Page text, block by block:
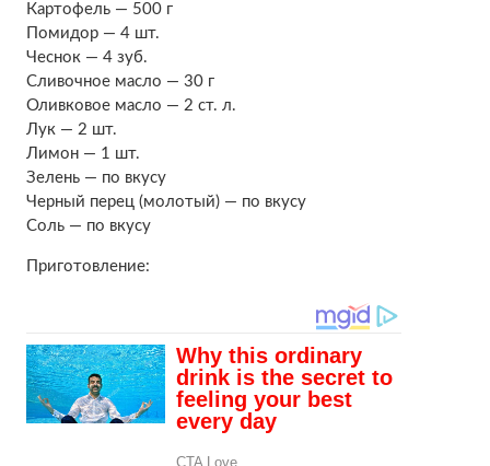
Картофель — 500 г
Помидор — 4 шт.
Чеснок — 4 зуб.
Сливочное масло — 30 г
Оливковое масло — 2 ст. л.
Лук — 2 шт.
Лимон — 1 шт.
Зелень — по вкусу
Черный перец (молотый) — по вкусу
Соль — по вкусу
Приготовление: